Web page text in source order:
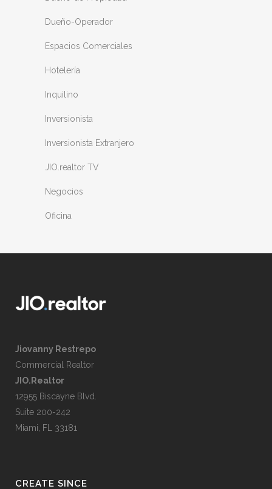
Dueño-Operador
Espacios Comerciales
Hotelería
Inquilino
Inversionista
Inversionista Extranjero
JIO.realtor TV
Negocios
Oficina
Jiovanny Restrepo
Commercial Realtor
JIO.Realtor
12955 Biscayne Blvd.
Suite 200-242
Miami, FL 33181
CREATE SINCE